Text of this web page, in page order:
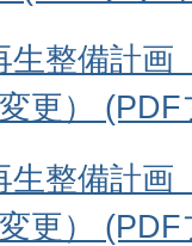
生整備計画
更）
生整備計画
更）